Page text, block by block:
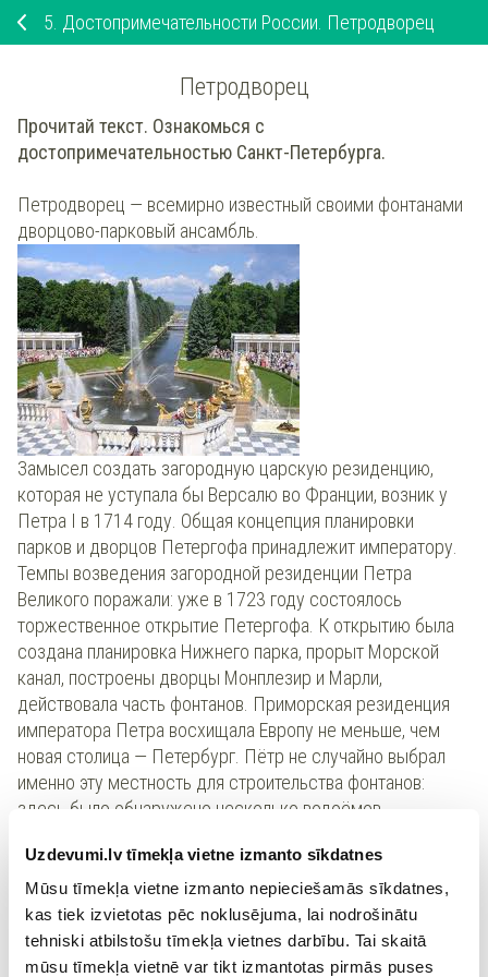
Uzdevumi.lv tīmekļa vietne izmanto sīkdatnes
Mūsu tīmekļa vietne izmanto nepieciešamās sīkdatnes,
kas tiek izvietotas pēc noklusējuma, lai nodrošinātu
tehniski atbilstošu tīmekļa vietnes darbību. Tai skaitā
mūsu tīmekļa vietnē var tikt izmantotas pirmās puses
5. Достопримечательности России. Петродворец
Петродворец
Прочитай текст. Ознакомься с
достопримечательностью Санкт-Петербурга.
Петродворец — всемирно известный своими фонтанами
дворцово-парковый ансамбль.
Замысел создать загородную царскую резиденцию,
которая не уступала бы Версалю во Франции, возник у
Петра I в 1714 году. Общая концепция планировки
парков и дворцов Петергофа принадлежит императору.
Темпы возведения загородной резиденции Петра
Великого поражали: уже в 1723 году состоялось
торжественное открытие Петергофа. К открытию была
создана планировка Нижнего парка, прорыт Морской
канал, построены дворцы Монплезир и Марли,
действовала часть фонтанов. Приморская резиденция
императора Петра восхищала Европу не меньше, чем
новая столица — Петербург. Пётр не случайно выбрал
именно эту местность для строительства фонтанов:
здесь было обнаружено несколько водоёмов,
источники используются для фонтанов и сейчас. Музей-
заповедник «Петергоф» объединил 21 музей. В одном из
самых старых каменных домов Петергофа, построенном
в 1796 г., располагается музей «Императорские
велосипеды». Основа коллекции — двенадцать